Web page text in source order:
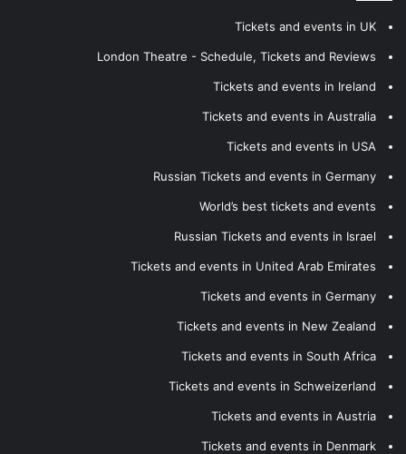
Tickets and events in UK
London Theatre - Schedule, Tickets and Reviews
Tickets and events in Ireland
Tickets and events in Australia
Tickets and events in USA
Russian Tickets and events in Germany
World’s best tickets and events
Russian Tickets and events in Israel
Tickets and events in United Arab Emirates
Tickets and events in Germany
Tickets and events in New Zealand
Tickets and events in South Africa
Tickets and events in Schweizerland
Tickets and events in Austria
Tickets and events in Denmark